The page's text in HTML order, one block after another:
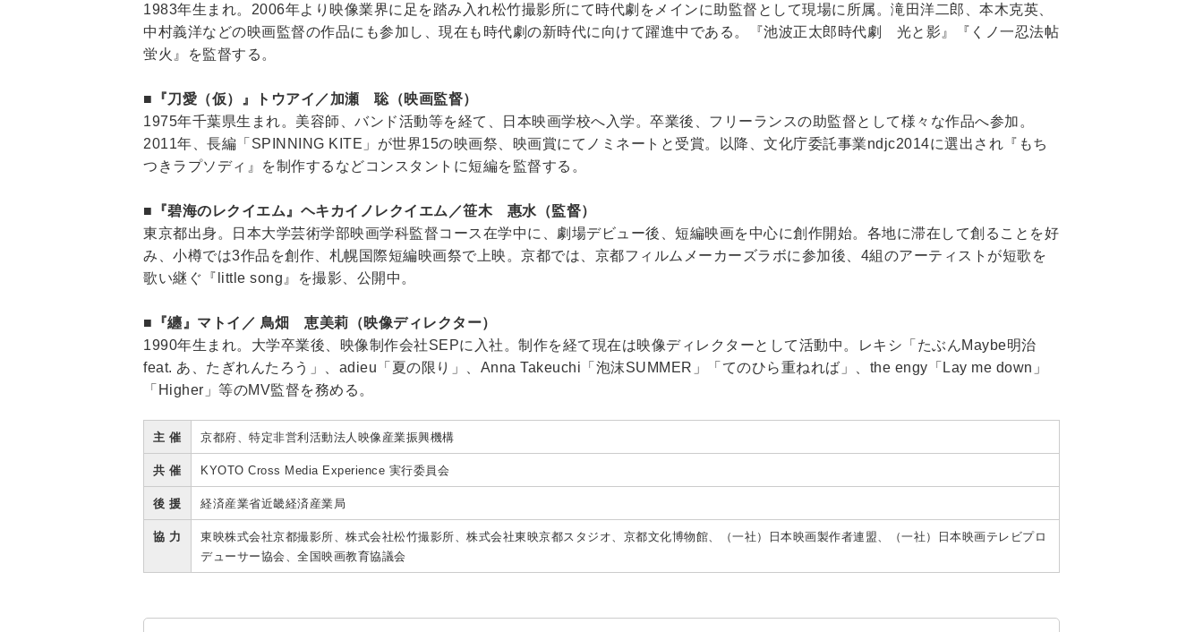
1983年生まれ。2006年より映像業界に足を踏み入れ松竹撮影所にて時代劇をメインに助監督として現場に所属。滝田洋二郎、本木克英、
中村義洋などの映画監督の作品にも参加し、現在も時代劇の新時代に向けて躍進中である。『池波正太郎時代劇 光と影』『くノ一忍法帖
蛍火』を監督する。
■『刀愛（仮）』トウアイ／加瀬 聡（映画監督）
1975年千葉県生まれ。美容師、バンド活動等を経て、日本映画学校へ入学。卒業後、フリーランスの助監督として様々な作品へ参加。
2011年、長編「SPINNING KITE」が世界15の映画祭、映画賞にてノミネートと受賞。以降、文化庁委託事業ndjc2014に選出され『もち
つきラプソディ』を制作するなどコンスタントに短編を監督する。
■『碧海のレクイエム』ヘキカイノレクイエム／笹木 惠水（監督）
東京都出身。日本大学芸術学部映画学科監督コース在学中に、劇場デビュー後、短編映画を中心に創作開始。各地に滞在して創ることを好
み、小樽では3作品を創作、札幌国際短編映画祭で上映。京都では、京都フィルムメーカーズラボに参加後、4組のアーティストが短歌を
歌い継ぐ『little song』を撮影、公開中。
■『纏』マトイ／ 鳥畑 恵美莉（映像ディレクター）
1990年生まれ。大学卒業後、映像制作会社SEPに入社。制作を経て現在は映像ディレクターとして活動中。レキシ「たぶんMaybe明治
feat. あ、たぎれんたろう」、adieu「夏の限り」、Anna Takeuchi「泡沫SUMMER」「てのひら重ねれば」、the engy「Lay me down」
「Higher」等のMV監督を務める。
主 催 京都府、特定非営利活動法人映像産業振興機構
共 催 KYOTO Cross Media Experience 実行委員会
後 援 経済産業省近畿経済産業局
協 力
東映株式会社京都撮影所、株式会社松竹撮影所、株式会社東映京都スタジオ、京都文化博物館、（一社）日本映画製作者連盟、（一社）日本映画テレビプロ
デューサー協会、全国映画教育協議会